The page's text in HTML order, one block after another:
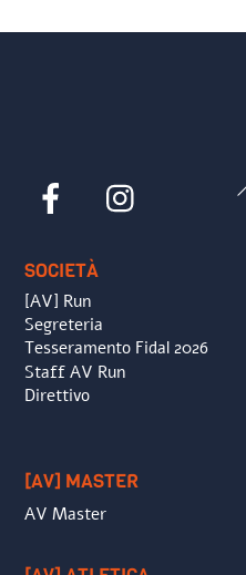
Facebook
SOCIETÀ
[AV] Run
Segreteria
Tesseramento Fidal 2026
Staff AV Run
Direttivo
[AV] MASTER
AV Master